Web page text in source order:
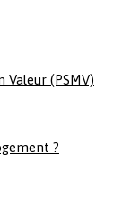
Valeur (PSMV)
?